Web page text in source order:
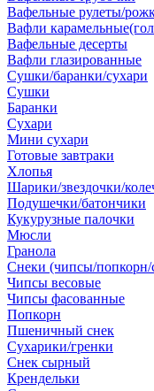
Вафельные рулеты/
Вафли
Вафельные десерты
Вафли глазированные
Сушки/баранки/сухари
Сушки
Баранки
Сухари
Мини сухари
Готовые завтраки
Хлопья
Шарики/звездочки/
Подушечки/батончики
Кукурузные палочки
Мюсли
Гранола
Снеки (чипсы/попкорн/
Чипсы весовые
Чипсы фасованные
Попкорн
Пшеничный снек
Сухарики/гренки
Снек сырный
Крендельки